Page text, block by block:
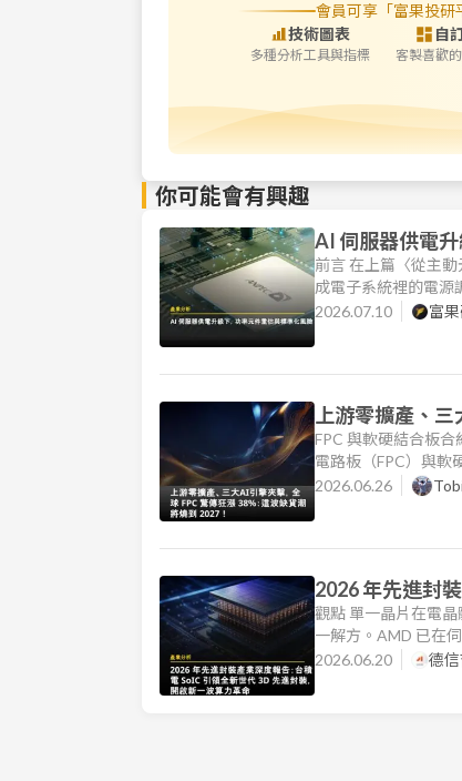
會員可享「富果投研
技術圖表
多種分析工具與指標
自
客製喜歡
你可能會有興趣
AI 伺服器供電
前言 在上篇〈從主
成電子系統裡的電源
的重要性進一步被放
2026.07.10 富
上游零擴產、三
2027！
FPC 與軟硬結合板
電路板（FPC）與軟
慌性囤貨驅動的短期
2026.06.26
2026 年先進封
一波算力革命
觀點 單一晶片在電
一解方。AMD 已在
進，以維持其 AI晶
2026.06.20 德